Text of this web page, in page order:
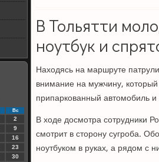
Вс
2
9
16
23
30
В Тольятти
ноутбук и
Находясь на маршруте
внимание на мужчину,
припаркованный автомобиль
В ходе досмотра сотрудники
смотрит в сторону сугроба.
ноутбуком в руках, а рядом с